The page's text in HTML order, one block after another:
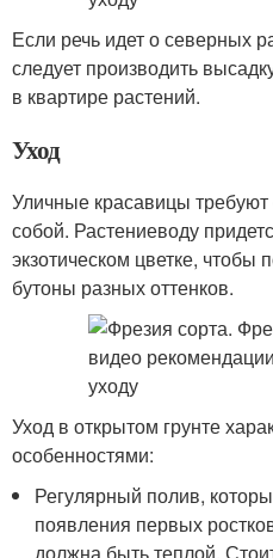
Если речь идет о северных
следует производить
в квартире растений.
Уход
Уличные красавицы требуют
собой. Растениеводу
экзотическом цветке,
бутоны разных оттенков.
Уход в открытом грунте
особенностями:
Регулярный полив,
появления первых